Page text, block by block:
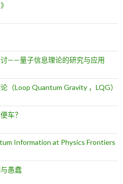
——量子信息理论的研究与应用
（Loop Quantum Gravity ，LQG）
车？
Information at Physics Frontiers
愚蠢